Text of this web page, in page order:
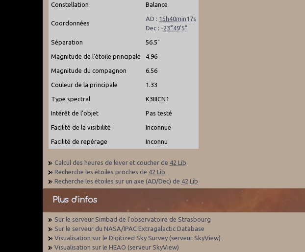
Constellation Balance
Coordonnées
AD : 15h40min17s
Dec : -23°49'5"
Séparation 56.5"
Magnitude de l'étoile principale 4.96
Magnitude du compagnon 6.56
Couleur de la principale 1.33
Type spectral K3IIICN1
Intérêt de l'objet Pas testé
Facilité de la visibilité Inconnue
Facilité de repérage Inconnu
Calcul des heures de lever et coucher de 42 Lib
Recherche les étoiles proches de 42 Lib
Recherche les étoiles sur un axe (AD/Dec) de 42 Lib
Plus d'infos
Sur le serveur Simbad de l'observatoire de Strasbourg
Sur le serveur du NASA/IPAC Extragalactic Database
Visualisation sur le Digitized Sky Survey (serveur SkyView)
Visualisation sur le HEAO (serveur SkyView)